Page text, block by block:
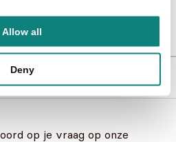
Allow all
Deny
>Baby’s boek
op je vraag op onze